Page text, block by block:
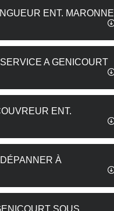
ENT. MARONNE
A GENICOURT
ENT.
À
SOUS